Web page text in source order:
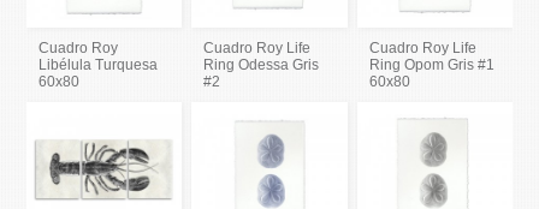
Cuadro Roy
Libélula Turquesa
60x80
Cuadro Roy Life
Ring Odessa Gris
#2
Cuadro Roy Life
Ring Opom Gris #1
60x80